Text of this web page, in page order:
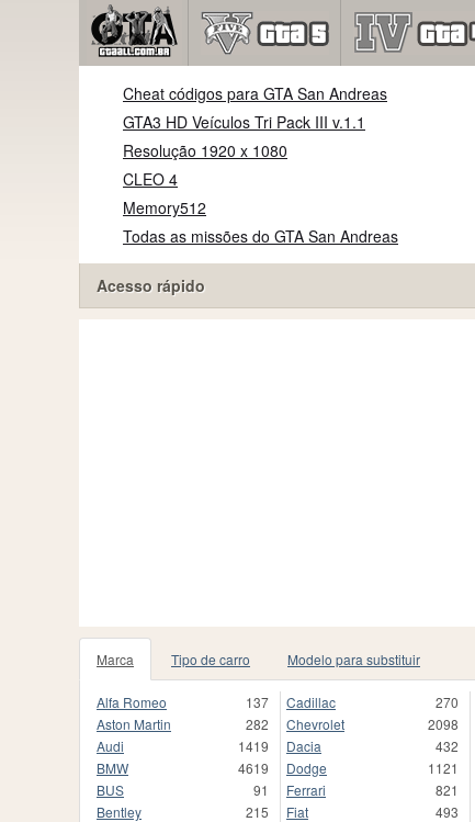
Cheat códigos para GTA San Andreas
GTA3 HD Veículos Tri Pack III v.1.1
Resolução 1920 x 1080
CLEO 4
Memory512
Todas as missões do GTA San Andreas
Acesso rápido
Marca Tipo de carro Modelo para substituir
Alfa Romeo
137
Aston Martin
282
Audi
1419
BMW
4619
BUS
91
Bentley
215
Cadillac
270
Chevrolet
2098
Dacia
432
Dodge
1121
Ferrari
821
Fiat
493